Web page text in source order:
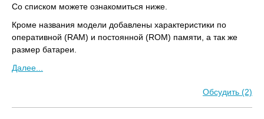
Со списком можете ознакомиться ниже.
Кроме названия модели добавлены характеристики по
оперативной (RAM) и постоянной (ROM) памяти, а так же
размер батареи.
Далее...
Обсудить (2)